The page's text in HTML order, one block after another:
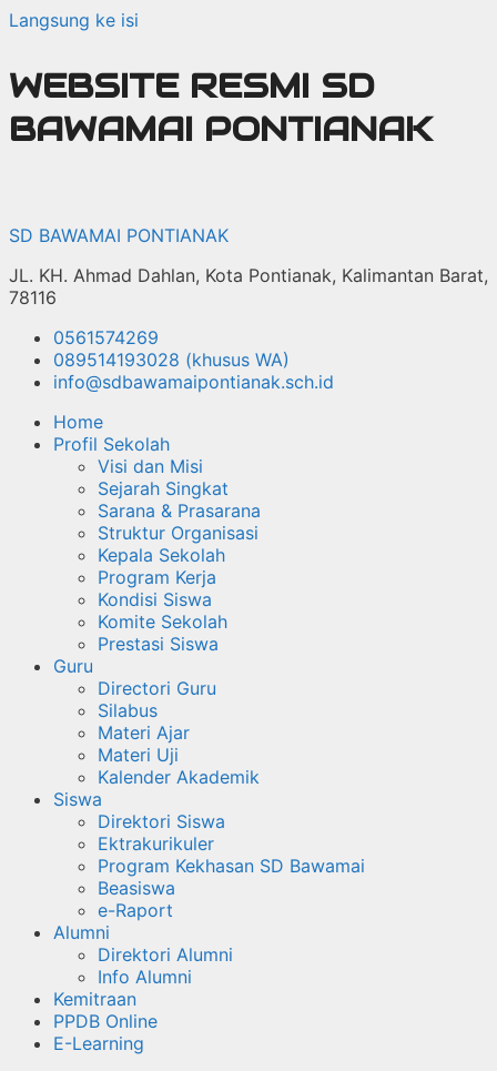
Langsung ke isi
WEBSITE RESMI SD
BAWAMAI PONTIANAK
SD BAWAMAI PONTIANAK
JL. KH. Ahmad Dahlan, Kota Pontianak, Kalimantan Barat,
78116
0561574269
089514193028 (khusus WA)
info@sdbawamaipontianak.sch.id
Home
Profil Sekolah
Visi dan Misi
Sejarah Singkat
Sarana & Prasarana
Struktur Organisasi
Kepala Sekolah
Program Kerja
Kondisi Siswa
Komite Sekolah
Prestasi Siswa
Guru
Directori Guru
Silabus
Materi Ajar
Materi Uji
Kalender Akademik
Siswa
Direktori Siswa
Ektrakurikuler
Program Kekhasan SD Bawamai
Beasiswa
e-Raport
Alumni
Direktori Alumni
Info Alumni
Kemitraan
PPDB Online
E-Learning